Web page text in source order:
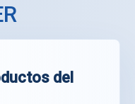
del